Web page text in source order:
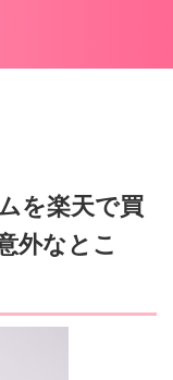
を楽天で買
外なとこ